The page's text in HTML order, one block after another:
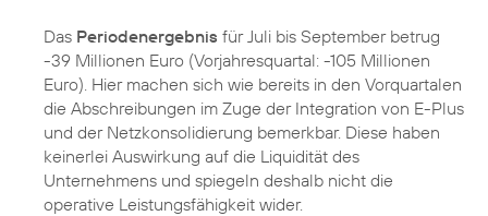
Das Periodenergebnis für Juli bis September betrug
-39 Millionen Euro (Vorjahresquartal: -105 Millionen
Euro). Hier machen sich wie bereits in den Vorquartalen
die Abschreibungen im Zuge der Integration von E-Plus
und der Netzkonsolidierung bemerkbar. Diese haben
keinerlei Auswirkung auf die Liquidität des
Unternehmens und spiegeln deshalb nicht die
operative Leistungsfähigkeit wider.